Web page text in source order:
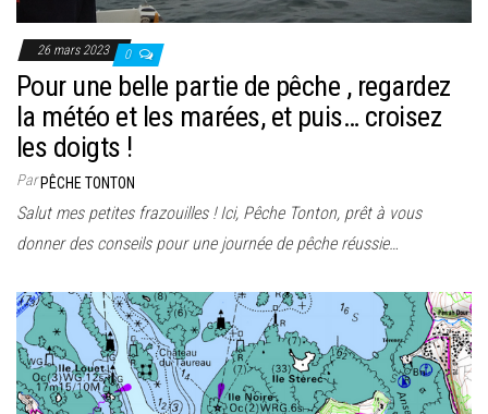
26 mars 2023 0
Pour une belle partie de pêche , regardez
la météo et les marées, et puis… croisez
les doigts !
ParPÊCHE TONTON
Salut mes petites frazouilles ! Ici, Pêche Tonton, prêt à vous
donner des conseils pour une journée de pêche réussie…